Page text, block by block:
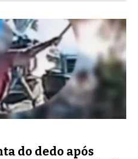
do dedo após